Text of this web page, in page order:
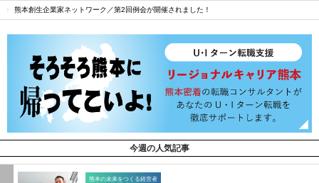
熊本創生企業家ネットワーク／第2回例会が開催されました！
今週の人気記事
熊本の未来をつくる経営者